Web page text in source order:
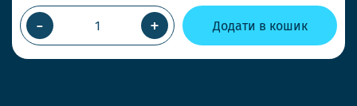
- + Додати в кошик